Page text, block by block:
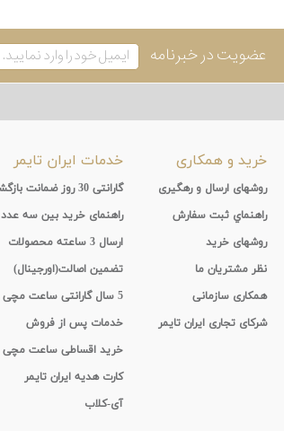
عضویت در خبرنامه
خرید و همکاری
روشهای ارسال و رهگیری
راهنماي ثبت سفارش
روشهای خرید
نظر مشتریان ما
همکاری سازمانی
شرکای تجاری ایران تایمر
خدمات ایران تایمر
گارانتی 30 روز ضمانت بازگشت
راهنمای خرید بین سه عدد
ارسال 3 ساعته محصولات
تضمین اصالت(اورجینال)
5 سال گارانتی ساعت مچی
خدمات پس از فروش
خرید اقساطی ساعت مچی
کارت هدیه ایران تایمر
آی-کلاب